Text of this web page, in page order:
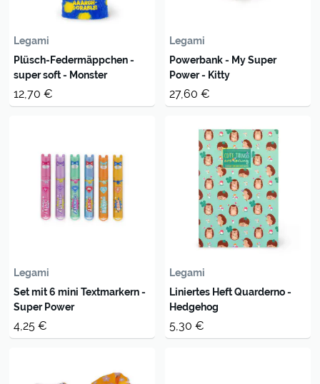
Legami
Plüsch-Federmäppchen -
super soft - Monster
12,70 €
Legami
Powerbank - My Super
Power - Kitty
27,60 €
Legami
Set mit 6 mini Textmarkern -
Super Power
4,25 €
Legami
Liniertes Heft Quarderno -
Hedgehog
5,30 €